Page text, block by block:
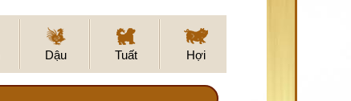
Dậu Tuất Hợi